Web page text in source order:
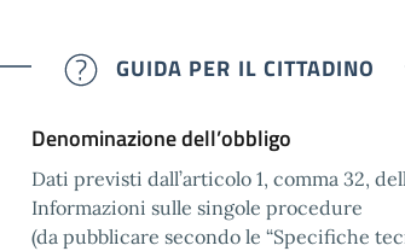
GUIDA PER IL CITTADINO
Denominazione dell’obbligo
Dati previsti dall’articolo 1, comma 32,
Informazioni sulle singole procedure
(da pubblicare secondo le “Specifiche